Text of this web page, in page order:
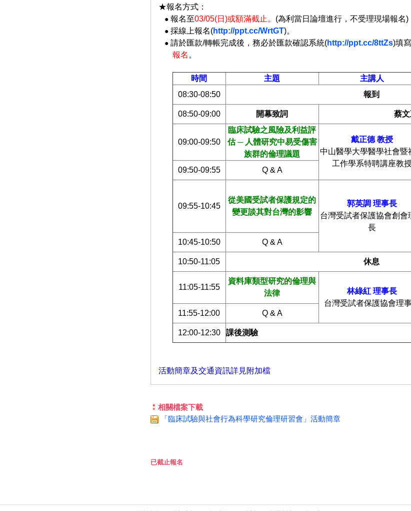
★報名方式：
● 報名至03/05(日)或額滿截止。 (為利當日論壇進行，不受理現場報名)
● 採線上報名(http://ppt.cc/WrtGT)。
● 請於匯款/轉帳完成後，務必於匯款確認系統(http://ppt.cc/8ttZs)填
報名 。
時間 主題 主講人
08:30-08:50
報到
08:50-09:00 開幕致詞 蔡
09:00-09:50
臨床試驗之風險及利益評
估 ─ 人體研究中易受傷害
族群的倫理議題
戴正德 教授
中山醫學大學醫學社會暨
工作學系特聘講座教授
09:50-09:55 Q & A
09:55-10:45
從美國受試者保護規定的
變更談其對台灣的影響
郭英調 理事長
台灣受試者保護協會創會
長
10:45-10:50
Q & A
10:50-11:05 休息
11:05-11:55
資料庫類型研究的倫理與
法律
林綠紅 理事長
台灣受試者保護協會理
11:55-12:00 Q & A
12:00-12:30 課後測驗
活動簡章及交通資訊詳見附加檔
相關檔案下載
「臨床試驗與社會行為科學研究倫理研習會」活動簡章
已截止報名